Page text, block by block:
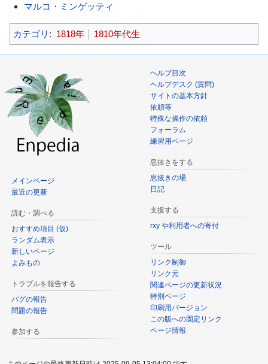
マルコ・ミンゲッティ
カテゴリ : 1818年 1810年代生
メインページ
最近の更新
読む・調べる
おすすめ項目 (仮)
ランダム表示
新しいページ
よみもの
トラブルを報告する
バグの報告
問題の報告
参加する
ヘルプ目次
ヘルプデスク (質問)
サイトの基本方針
依頼等
特殊な操作の依頼
フォーラム
練習用ページ
息抜きをする
息抜きの場
日記
支援する
rxy や利用者への寄付
ツール
リンク制御
リンク元
関連ページの更新状況
特別ページ
印刷用バージョン
この版への固定リンク
ページ情報